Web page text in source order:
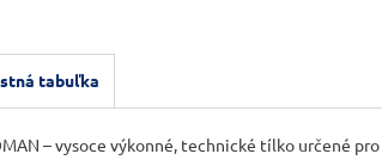
tabuľka
– vysoce výkonné, technické tílko určené